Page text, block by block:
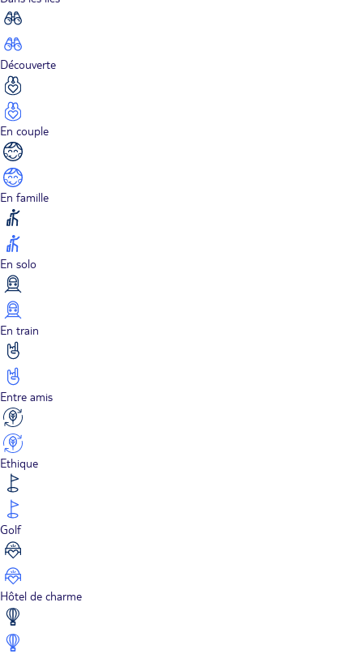
Découverte
En couple
En famille
En solo
En train
Entre amis
Ethique
Golf
Hôtel de charme